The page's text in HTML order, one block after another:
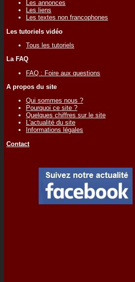
Les annonces
Les liens
Les textes non francophones
Les tutoriels vidéo
Tous les tutoriels
La FAQ
FAQ : Foire aux questions
A propos du site
Qui sommes nous ?
Pourquoi ce site ?
Quelques chiffres sur le site
L'actualité du site
Informations légales
Contact